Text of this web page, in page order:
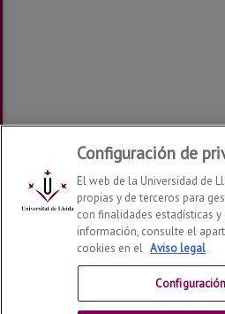
Departamento de Derecho2026
Configuración de
El web de la Universidad de
propias y de terceros para
con finalidades estadísticas y
información, consulte el
cookies en el Aviso legal